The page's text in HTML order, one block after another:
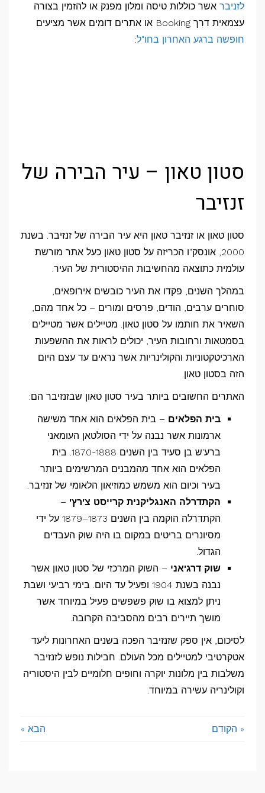
לזניבר אשר כוללות טיסה ומלון מפנק או להזמין בצורה
עצמאית דרך Booking או אתרים דומים אשר מציעים
חופשה ברגע האחרון בחו"ל:
סטון טאון – עיר הבירה של
זנזיבר
סטון טאון או זנזיבר טאון היא עיר הבירה של זנזיבר. בשנת
2000, אונסק"ו הכריזה על סטון טאון כעל אתר מורשת
עולמית כתוצאה מהחשיבות ההיסטורית של העיר.
במהלך השנים, פקדו את העיר כובשים אירופאים,
סוחרים ערבים, הודים, פרסים ומורים – כל אחד מהם,
השאיר את חותמו על סטון טאון. מטיילים אשר מטיילים
בסמטאות ורחובות העיר, יכולים לראות את ההשפעות
הארכיטקטוניות והקולינריות אשר נראים עד עצם היום
הזה בסטון טאון.
האתרים החשובים ביותר בעיר סטון טאון שבזנזיבר הם:
בית הפלאים – בית הפלאים הוא אחד משישה
ארמונות אשר נבנה על ידי הסולטאן העומאני
ברע'ש בן סעיד בין השנים 1870-1888. בית
הפלאים הוא אחד מהמבנים המרשימים ביותר
בעיר וכיום הוא משמש כמוזיאון הלאומי של זנזיבר.
הקתדרלה האנגליקנית קרייסט צ'רץ' –
הקתדרלה הוקמה בין השנים 1873–1879 על ידי
מסיונרים בריטים במקום בו היה שוק העבדים
הגדול.
שוק דרג'אני – השוק המרכזי של סטון טאון אשר
נבנה בשנת 1904 ופעיל עד היום. בימי רביעי ושבת
ניתן למצוא בו שוק פשפשים פעיל במיוחד אשר
מושך תיירים רבים מהסביבה הקרובה.
לסיכום, אין ספק שזנזיבר הפכה בשנים האחרונות ליעד
אטקרטיבי למטיילים מכל העולם. חבילות נופש לזנזיבר
משלבות בין מלונות יוקרה וחופים חלומיים לבין היסטוריה
וקולינריה עשירה במיוחד.
« הקודם הבא »